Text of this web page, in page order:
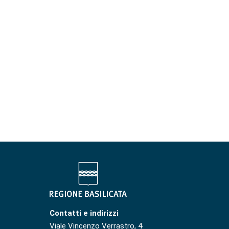
Contatti e indirizzi
Viale Vincenzo Verrastro, 4